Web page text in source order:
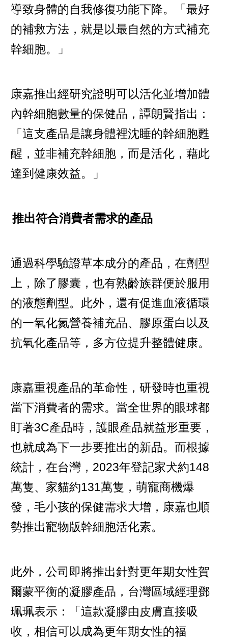
導致身體的自我修復功能下降。「最好
的補救方法，就是以最自然的方式補充
幹細胞。」
康嘉推出經研究證明可以活化並增加體
內幹細胞數量的保健品，譚朗賢指出：
「這支產品是讓身體裡沈睡的幹細胞甦
醒，並非補充幹細胞，而是活化，藉此
達到健康效益。」
推出符合消費者需求的產品
通過科學驗證草本成分的產品，在劑型
上，除了膠囊，也有熟齡族群便於服用
的液態劑型。此外，還有促進血液循環
的一氧化氮營養補充品、膠原蛋白以及
抗氧化產品等，多方位提升整體健康。
康嘉重視產品的革命性，研發時也重視
當下消費者的需求。當全世界的眼球都
盯著3C產品時，護眼產品就益形重要，
也就成為下一步要推出的新品。而根據
統計，在台灣，2023年登記家犬約148
萬隻、家貓約131萬隻，萌寵商機爆
發，毛小孩的保健需求大增，康嘉也順
勢推出寵物版幹細胞活化素。
此外，公司即將推出針對更年期女性賀
爾蒙平衡的凝膠產品，台灣區域經理鄧
珮珮表示：「這款凝膠由皮膚直接吸
收，相信可以成為更年期女性的福